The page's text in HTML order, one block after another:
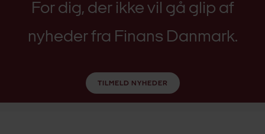
For dig, der ikke vil gå glip af
nyheder fra Finans Danmark.
TILMELD NYHEDER